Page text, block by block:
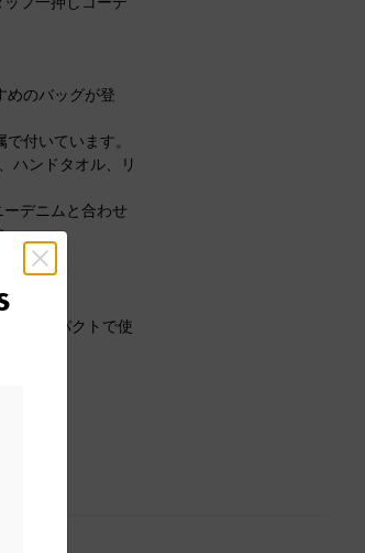
めのバッグが登
付いています。
ハンドタオル、リ
デニムと合わせ
。
、コンパクトで使